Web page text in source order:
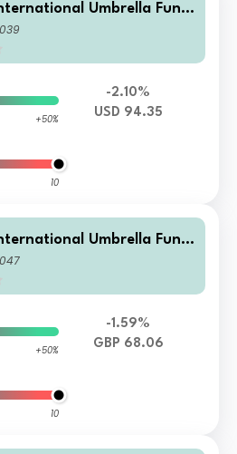
Umbrella Fund
Europe Fund Class
+50%
10
-2.10%
USD 94.35
Umbrella Fund
Europe Fund Class
+50%
10
-1.59%
GBP 68.06